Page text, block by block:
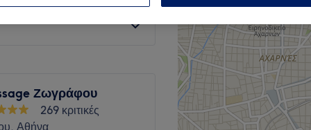
save up to 50%
Ζωγράφου
269 κριτικές
Αθήνα